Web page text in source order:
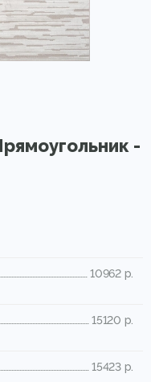
-
10962 р.
15120 р.
15423 р.